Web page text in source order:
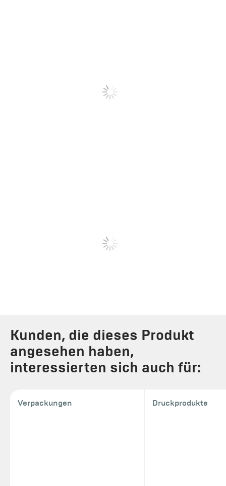
Kunden, die dieses Produkt
angesehen haben,
interessierten sich auch für:
Verpackungen Druckprodukte